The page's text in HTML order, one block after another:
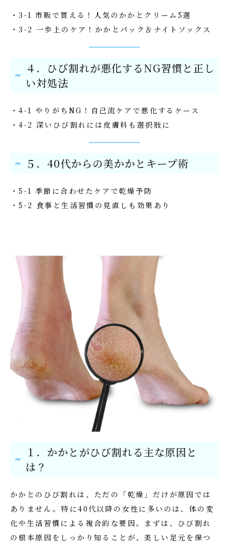
・3-1 市販で買える！人気のかかとクリーム5選
・3-2 一歩上のケア！かかとパック＆ナイトソックス
４．ひび割れが悪化するNG習慣と正し
い対処法
・4-1 やりがちNG！自己流ケアで悪化するケース
・4-2 深いひび割れには皮膚科も選択肢に
５．40代からの美かかとキープ術
・5-1 季節に合わせたケアで乾燥予防
・5-2 食事と生活習慣の見直しも効果あり
１．かかとがひび割れる主な原因と
は？
かかとのひび割れは、ただの「乾燥」だけが原因では
ありません。特に40代以降の女性に多いのは、体の変
化や生活習慣による複合的な要因。まずは、ひび割れ
の根本原因をしっかり知ることが、美しい足元を保つ